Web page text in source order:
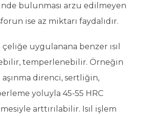
bulunması arzu edilmeyen
ise az miktarı faydalıdır.
uygulanana benzer ısıl
temperlenebilir. Örneğin
direnci, sertliğin,
yoluyla 45-55 HRC
arttırılabilir. Isıl işlem